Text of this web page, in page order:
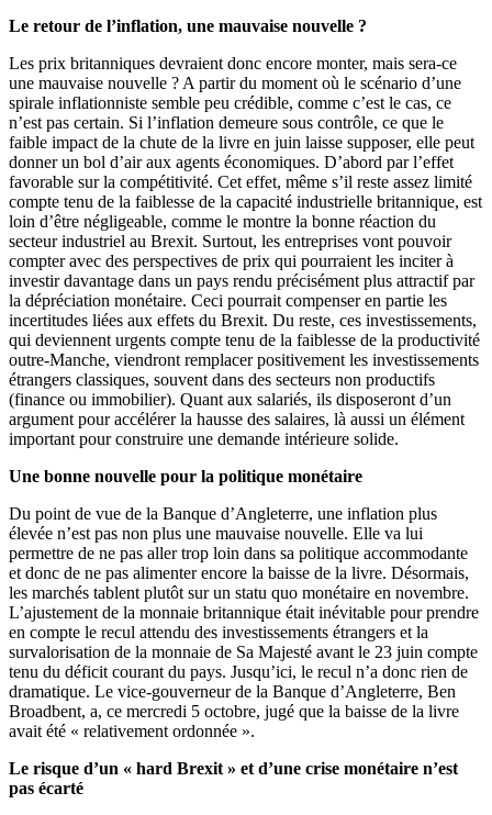
Le retour de l’inflation, une mauvaise nouvelle ?
Les prix britanniques devraient donc encore monter, mais sera-ce
une mauvaise nouvelle ? A partir du moment où le scénario d’une
spirale inflationniste semble peu crédible, comme c’est le cas, ce
n’est pas certain. Si l’inflation demeure sous contrôle, ce que le
faible impact de la chute de la livre en juin laisse supposer, elle peut
donner un bol d’air aux agents économiques. D’abord par l’effet
favorable sur la compétitivité. Cet effet, même s’il reste assez limité
compte tenu de la faiblesse de la capacité industrielle britannique, est
loin d’être négligeable, comme le montre la bonne réaction du
secteur industriel au Brexit. Surtout, les entreprises vont pouvoir
compter avec des perspectives de prix qui pourraient les inciter à
investir davantage dans un pays rendu précisément plus attractif par
la dépréciation monétaire. Ceci pourrait compenser en partie les
incertitudes liées aux effets du Brexit. Du reste, ces investissements,
qui deviennent urgents compte tenu de la faiblesse de la productivité
outre-Manche, viendront remplacer positivement les investissements
étrangers classiques, souvent dans des secteurs non productifs
(finance ou immobilier). Quant aux salariés, ils disposeront d’un
argument pour accélérer la hausse des salaires, là aussi un élément
important pour construire une demande intérieure solide.
Une bonne nouvelle pour la politique monétaire
Du point de vue de la Banque d’Angleterre, une inflation plus
élevée n’est pas non plus une mauvaise nouvelle. Elle va lui
permettre de ne pas aller trop loin dans sa politique accommodante
et donc de ne pas alimenter encore la baisse de la livre. Désormais,
les marchés tablent plutôt sur un statu quo monétaire en novembre.
L’ajustement de la monnaie britannique était inévitable pour prendre
en compte le recul attendu des investissements étrangers et la
survalorisation de la monnaie de Sa Majesté avant le 23 juin compte
tenu du déficit courant du pays. Jusqu’ici, le recul n’a donc rien de
dramatique. Le vice-gouverneur de la Banque d’Angleterre, Ben
Broadbent, a, ce mercredi 5 octobre, jugé que la baisse de la livre
avait été « relativement ordonnée ».
Le risque d’un « hard Brexit » et d’une crise monétaire n’est
pas écarté